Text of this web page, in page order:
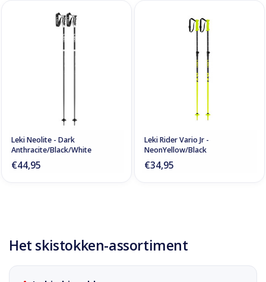
Leki Neolite - Dark
Anthracite/Black/White
€44,95
Leki Rider Vario Jr -
NeonYellow/Black
€34,95
Het skistokken-assortiment